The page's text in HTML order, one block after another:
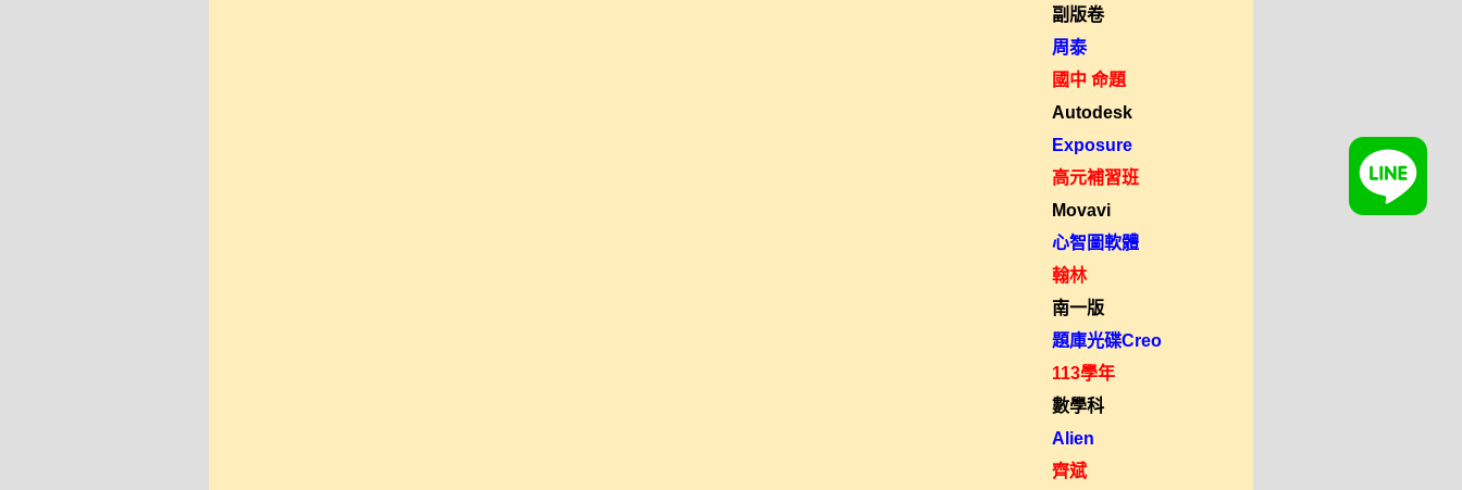
副版卷
周泰
國中 命題
Autodesk
Exposure
高元補習班
Movavi
心智圖軟體
翰林
南一版
題庫光碟Creo
113學年
數學科
Alien
齊斌